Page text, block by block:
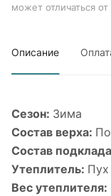
может отличаться
Описание
Сезон: Зима
Состав верха:
Состав
Утеплитель: Пух
Вес утеплителя: